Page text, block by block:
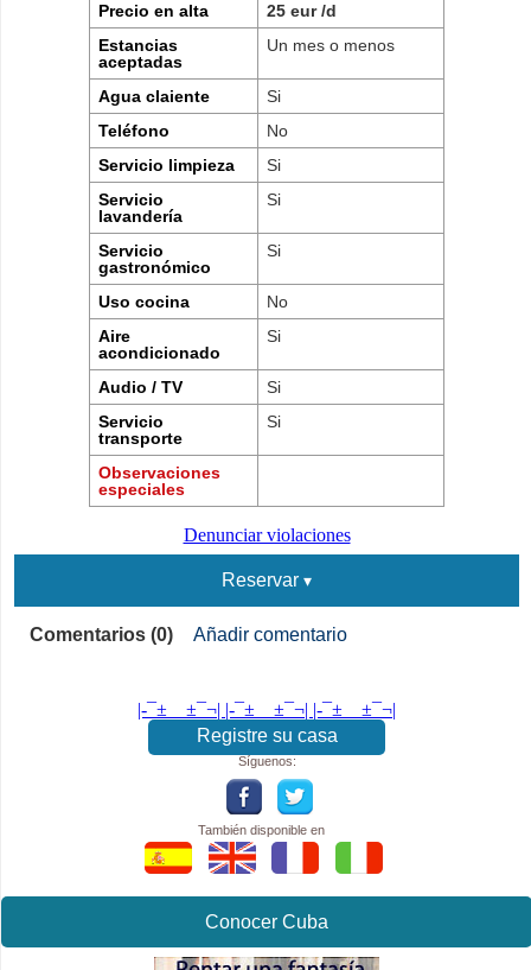
Precio en alta
25 eur /d
Estancias
aceptadas
Un mes o menos
Agua claiente
Si
Teléfono
No
Servicio limpieza
Si
Servicio
lavandería
Si
Servicio
gastronómico
Si
Uso cocina
No
Aire
acondicionado
Si
Audio / TV
Si
Servicio
transporte
Si
Observaciones
especiales
Denunciar violaciones
Reservar
Comentarios (0) Añadir comentario
|-¯±­__­±¯¬| |-¯±­__­±¯¬| |-¯±­__­±¯¬|
Registre su casa
Síguenos:
También disponible en
Conocer Cuba